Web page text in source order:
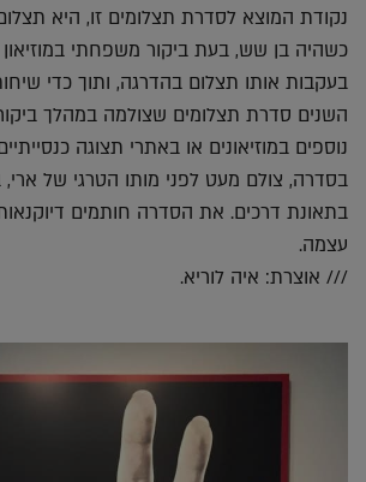
נקודת המוצא לסדרת תצלומים זו, היא
כשהיה בן שש, בעת ביקור משפחתי במוזיאון
בעקבות אותו תצלום בהדרגה, ותוך כדי
השנים סדרת תצלומים שצולמה במהלך
נוספים במוזיאונים או באתרי תצוגה
בסדרה, צולם מעט לפני מותו הטרגי של
בתאונת דרכים. את הסדרה חותמים
עצמה.
/// אוצרת: איה לוריא.